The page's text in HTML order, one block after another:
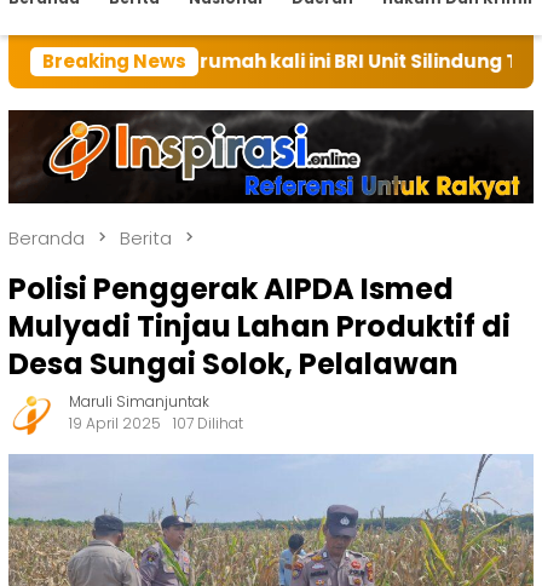
Breaking News
rumah kali ini BRI Unit Silindung Tarutung
Beranda Berita
Polisi Penggerak AIPDA Ismed
Mulyadi Tinjau Lahan Produktif di
Desa Sungai Solok, Pelalawan
Maruli Simanjuntak
19 April 2025
107 Dilihat